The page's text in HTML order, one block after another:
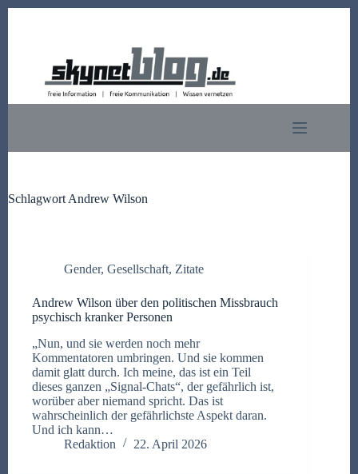
Schlagwort Andrew Wilson
Gender, Gesellschaft, Zitate
Andrew Wilson über den politischen Missbrauch
psychisch kranker Personen
„Nun, und sie werden noch mehr
Kommentatoren umbringen. Und sie kommen
damit glatt durch. Ich meine, das ist ein Teil
dieses ganzen „Signal-Chats“, der gefährlich ist,
worüber aber niemand spricht. Das ist
wahrscheinlich der gefährlichste Aspekt daran.
Und ich kann…
Redaktion
22. April 2026